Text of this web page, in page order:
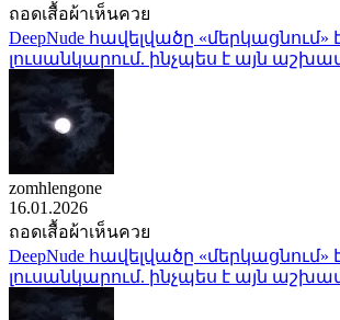
ถอดเสื้อผ้าเห็นควย
DeepNude հավելվածը
լուսանկարում. ինչպես է այն
zomhlengone
16.01.2026
ถอดเสื้อผ้าเห็นควย
DeepNude հավելվածը
լուսանկարում. ինչպես է այն